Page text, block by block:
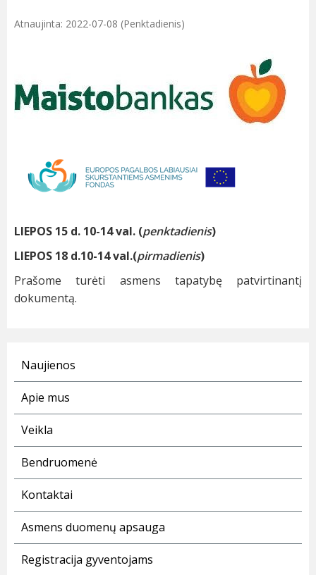
Atnaujinta: 2022-07-08 (Penktadienis)
LIEPOS 15 d. 10-14 val. (penktadienis)
LIEPOS 18 d.10-14 val.(pirmadienis)
Prašome turėti asmens tapatybę patvirtinantį
dokumentą.
Naujienos
Apie mus
Veikla
Bendruomenė
Kontaktai
Asmens duomenų apsauga
Registracija gyventojams